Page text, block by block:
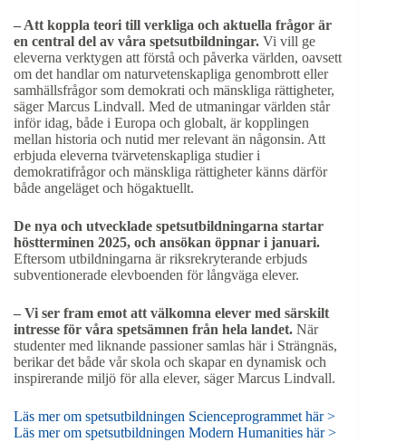
– Att koppla teori till verkliga och aktuella frågor är
en central del av våra spetsutbildningar. Vi vill ge
eleverna verktygen att förstå och påverka världen, oavsett
om det handlar om naturvetenskapliga genombrott eller
samhällsfrågor som demokrati och mänskliga rättigheter,
säger Marcus Lindvall. Med de utmaningar världen står
inför idag, både i Europa och globalt, är kopplingen
mellan historia och nutid mer relevant än någonsin. Att
erbjuda eleverna tvärvetenskapliga studier i
demokratifrågor och mänskliga rättigheter känns därför
både angeläget och högaktuellt.
De nya och utvecklade spetsutbildningarna startar
höstterminen 2025, och ansökan öppnar i januari.
Eftersom utbildningarna är riksrekryterande erbjuds
subventionerade elevboenden för långväga elever.
– Vi ser fram emot att välkomna elever med särskilt
intresse för våra spetsämnen från hela landet. När
studenter med liknande passioner samlas här i Strängnäs,
berikar det både vår skola och skapar en dynamisk och
inspirerande miljö för alla elever, säger Marcus Lindvall.
Läs mer om spetsutbildningen Scienceprogrammet här >
Läs mer om spetsutbildningen Modern Humanities här >